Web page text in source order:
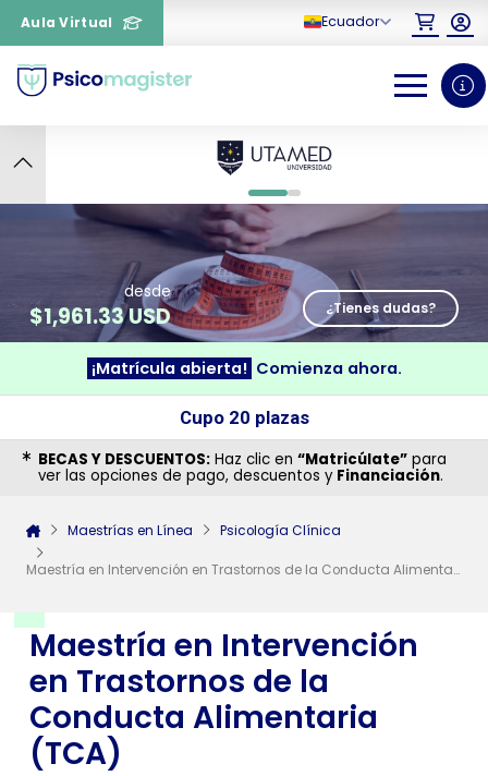
Aula Virtual Ecuador
0 1
Maestría en Intervención
en Trastornos de la
Conducta Alimentaria
(TCA)
desde
$1,961.33 USD ¿Tienes dudas?
¡Matrícula abierta! Comienza ahora.
Cupo 20 plazas
BECAS Y DESCUENTOS: Haz clic en “Matricúlate” para
ver las opciones de pago, descuentos y Financiación.
Maestrías en Línea Psicología Clínica
Maestría en Intervención en Trastornos de la Conducta Alimentaria (TCA)
¿Necesitas más información
sobre un curso?